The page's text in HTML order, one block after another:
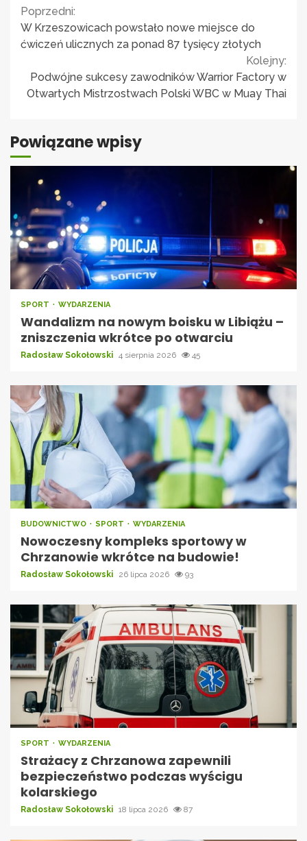
Continue
Reading
Poprzedni:
W Krzeszowicach powstało nowe miejsce do
ćwiczeń ulicznych za ponad 87 tysięcy złotych
Kolejny:
Podwójne sukcesy zawodników Warrior Factory w
Otwartych Mistrzostwach Polski WBC w Muay Thai
Powiązane wpisy
SPORT WYDARZENIA
Wandalizm na nowym boisku w Libiążu –
zniszczenia wkrótce po otwarciu
Radosław Sokołowski 4 sierpnia 2026 45
BUDOWNICTWO SPORT WYDARZENIA
Nowoczesny kompleks sportowy w
Chrzanowie wkrótce na budowie!
Radosław Sokołowski 26 lipca 2026 93
SPORT WYDARZENIA
Strażacy z Chrzanowa zapewnili
bezpieczeństwo podczas wyścigu
kolarskiego
Radosław Sokołowski 18 lipca 2026 87